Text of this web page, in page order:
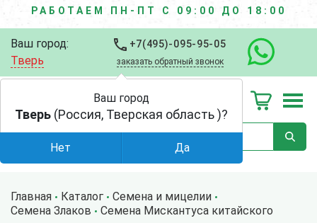
РАБОТАЕМ ПН-ПТ С 09:00 ДО 18:00
Ваш город:
Тверь
+7(495)-095-95-05
заказать обратный звонок
Главная Каталог
Семена и мицелии
Семена Злаков
Семена Мискантуса китайского
Ваш город
Тверь (Россия, Тверская область )?
Нет Да